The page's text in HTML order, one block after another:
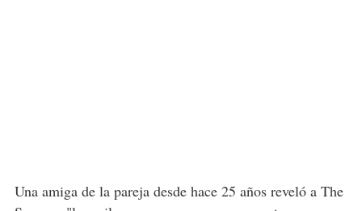
Una amiga de la pareja desde hace 25 años reveló a The